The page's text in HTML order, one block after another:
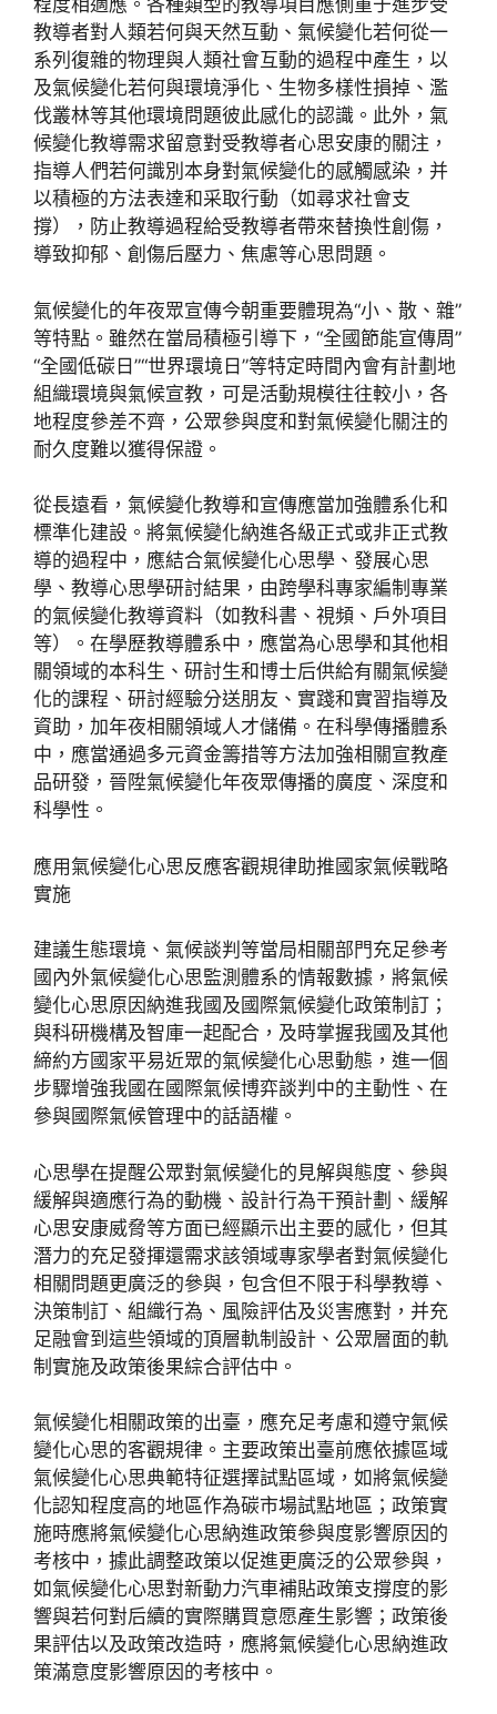
程度相適應。各種類型的教導項目應側重于進步受
教導者對人類若何與天然互動、氣候變化若何從一
系列復雜的物理與人類社會互動的過程中產生，以
及氣候變化若何與環境淨化、生物多樣性損掉、濫
伐叢林等其他環境問題彼此感化的認識。此外，氣
候變化教導需求留意對受教導者心思安康的關注，
指導人們若何識別本身對氣候變化的感觸感染，并
以積極的方法表達和采取行動（如尋求社會支
撐），防止教導過程給受教導者帶來替換性創傷，
導致抑郁、創傷后壓力、焦慮等心思問題。
氣候變化的年夜眾宣傳今朝重要體現為“小、散、雜”
等特點。雖然在當局積極引導下，“全國節能宣傳周”
“全國低碳日”“世界環境日”等特定時間內會有計劃地
組織環境與氣候宣教，可是活動規模往往較小，各
地程度參差不齊，公眾參與度和對氣候變化關注的
耐久度難以獲得保證。
從長遠看，氣候變化教導和宣傳應當加強體系化和
標準化建設。將氣候變化納進各級正式或非正式教
導的過程中，應結合氣候變化心思學、發展心思
學、教導心思學研討結果，由跨學科專家編制專業
的氣候變化教導資料（如教科書、視頻、戶外項目
等）。在學歷教導體系中，應當為心思學和其他相
關領域的本科生、研討生和博士后供給有關氣候變
化的課程、研討經驗分送朋友、實踐和實習指導及
資助，加年夜相關領域人才儲備。在科學傳播體系
中，應當通過多元資金籌措等方法加強相關宣教產
品研發，晉陞氣候變化年夜眾傳播的廣度、深度和
科學性。
應用氣候變化心思反應客觀規律助推國家氣候戰略
實施
建議生態環境、氣候談判等當局相關部門充足參考
國內外氣候變化心思監測體系的情報數據，將氣候
變化心思原因納進我國及國際氣候變化政策制訂；
與科研機構及智庫一起配合，及時掌握我國及其他
締約方國家平易近眾的氣候變化心思動態，進一個
步驟增強我國在國際氣候博弈談判中的主動性、在
參與國際氣候管理中的話語權。
心思學在提醒公眾對氣候變化的見解與態度、參與
緩解與適應行為的動機、設計行為干預計劃、緩解
心思安康威脅等方面已經顯示出主要的感化，但其
潛力的充足發揮還需求該領域專家學者對氣候變化
相關問題更廣泛的參與，包含但不限于科學教導、
決策制訂、組織行為、風險評估及災害應對，并充
足融會到這些領域的頂層軌制設計、公眾層面的軌
制實施及政策後果綜合評估中。
氣候變化相關政策的出臺，應充足考慮和遵守氣候
變化心思的客觀規律。主要政策出臺前應依據區域
氣候變化心思典範特征選擇試點區域，如將氣候變
化認知程度高的地區作為碳市場試點地區；政策實
施時應將氣候變化心思納進政策參與度影響原因的
考核中，據此調整政策以促進更廣泛的公眾參與，
如氣候變化心思對新動力汽車補貼政策支撐度的影
響與若何對后續的實際購買意愿產生影響；政策後
果評估以及政策改造時，應將氣候變化心思納進政
策滿意度影響原因的考核中。